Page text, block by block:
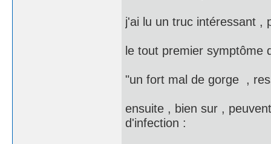
j'ai lu un truc intéressant ,
le tout premier
"un fort mal de gorge ,
ensuite , bien sur ,
d'infection :